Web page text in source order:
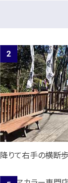
降りて右手の横断